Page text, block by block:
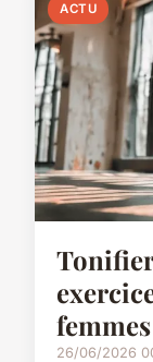
ACTU
femmes
26/06/2026